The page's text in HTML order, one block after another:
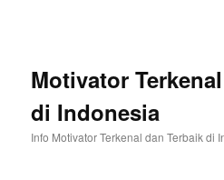
Motivator
di Indonesia
Info Motivator Terkenal dan Terbaik di